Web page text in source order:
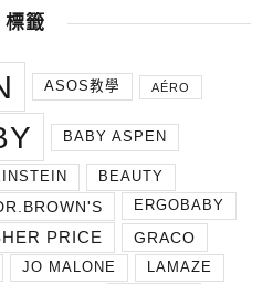
標籤
ASOS教學 AÉRO
BABY ASPEN
BEAUTY
ERGOBABY
PRICE GRACO
JO MALONE LAMAZE